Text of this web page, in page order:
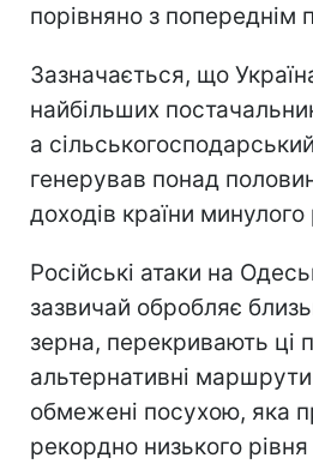
порівняно з попереднім
Зазначається, що
найбільших
а
генерував понад
доходів країни минулого
Російські атаки на
зазвичай обробляє
зерна, перекривають ці
альтернативні
обмежені посухою, яка
рекордно низького рівня